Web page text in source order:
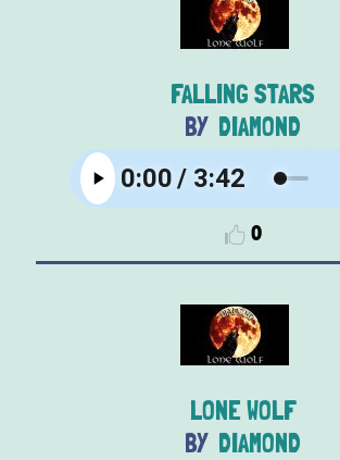
FALLING STARS
DIAMOND
0
LONE WOLF
DIAMOND